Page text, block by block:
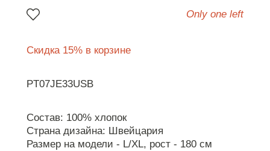
Only one left
Скидка 15% в корзине
PT07JE33USB
Состав: 100% хлопок
Страна дизайна: Швейцария
Размер на модели - L/ХL, рост - 180 см